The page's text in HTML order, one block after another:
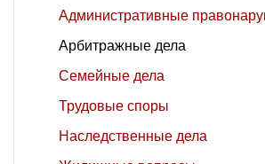
Административные
Арбитражные дела
Семейные дела
Трудовые споры
Наследственные дела